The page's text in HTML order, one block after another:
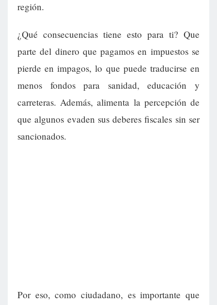
región.
¿Qué consecuencias tiene esto para ti? Que
parte del dinero que pagamos en impuestos se
pierde en impagos, lo que puede traducirse en
menos fondos para sanidad, educación y
carreteras. Además, alimenta la percepción de
que algunos evaden sus deberes fiscales sin ser
sancionados.
Por eso, como ciudadano, es importante que